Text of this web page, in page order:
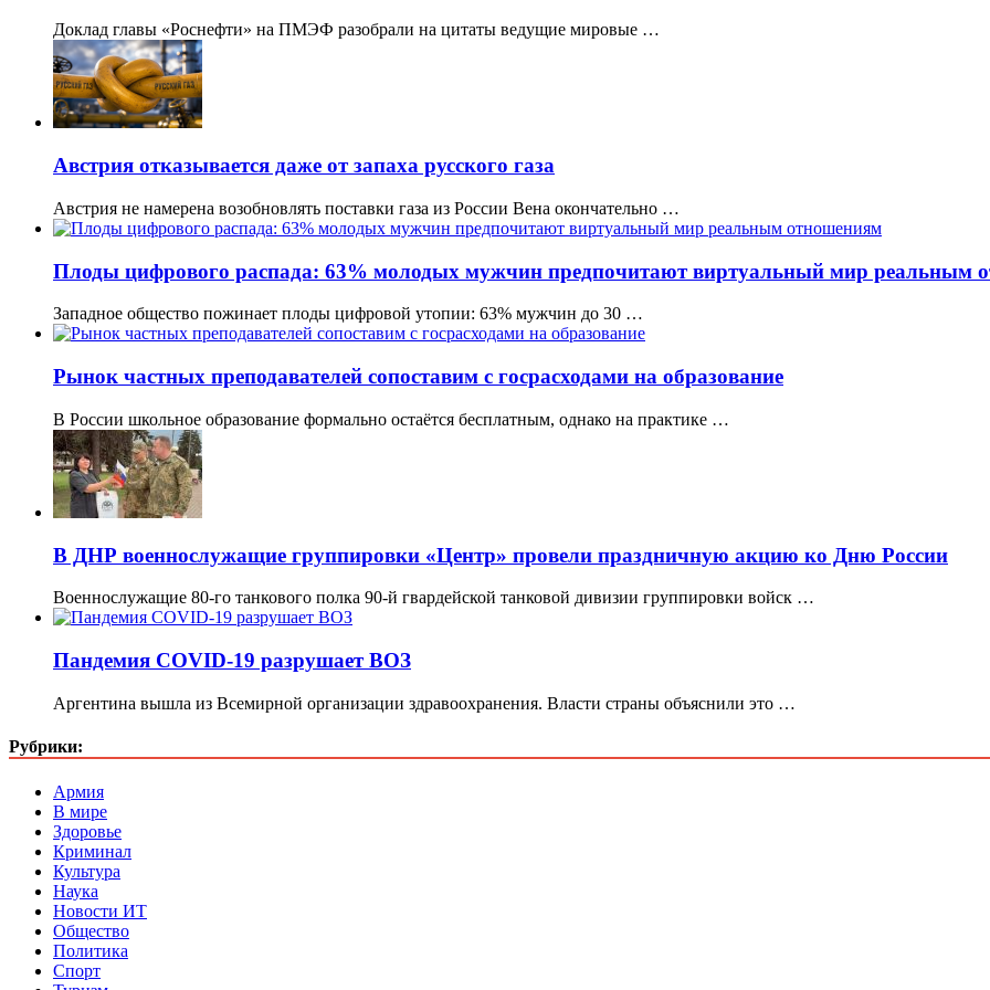
Доклад главы «Роснефти» на ПМЭФ разобрали на цитаты ведущие мировые …
Австрия отказывается даже от запаха русского газа
Австрия не намерена возобновлять поставки газа из России Вена окончательно …
Плоды цифрового распада: 63% молодых мужчин предпочитают виртуальный мир реальным
Западное общество пожинает плоды цифровой утопии: 63% мужчин до 30 …
Рынок частных преподавателей сопоставим с госрасходами на образование
В России школьное образование формально остаётся бесплатным, однако на практике …
В ДНР военнослужащие группировки «Центр» провели праздничную акцию ко Дню России
Военнослужащие 80-го танкового полка 90-й гвардейской танковой дивизии группировки войск …
Пандемия COVID-19 разрушает ВОЗ
Аргентина вышла из Всемирной организации здравоохранения. Власти страны объяснили это …
Рубрики:
Армия
В мире
Здоровье
Криминал
Культура
Наука
Новости ИТ
Общество
Политика
Спорт